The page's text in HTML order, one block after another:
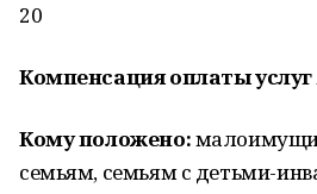
20
Компенсация оплаты
Кому положено:
семьям, семьям с детьми-